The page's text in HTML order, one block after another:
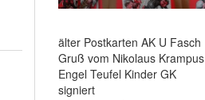
älter Postkarten AK U Fasch
Gruß vom Nikolaus Krampus
Engel Teufel Kinder GK
signiert